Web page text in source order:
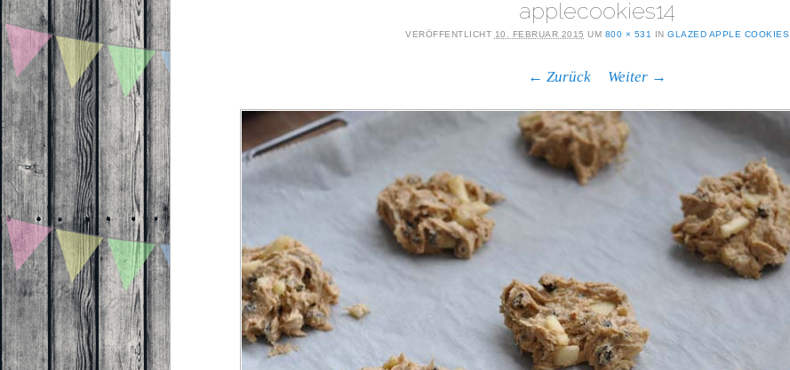
applecookies14
VERÖFFENTLICHT 10. FEBRUAR 2015 UM 800 × 531 IN GLAZED APPLE COOKIES
← Zurück Weiter →